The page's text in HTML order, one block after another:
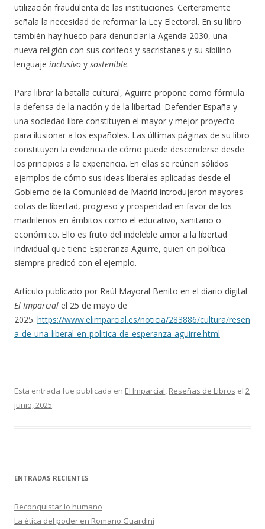
utilización fraudulenta de las instituciones. Certeramente
señala la necesidad de reformar la Ley Electoral. En su libro
también hay hueco para denunciar la Agenda 2030, una
nueva religión con sus corifeos y sacristanes y su sibilino
lenguaje inclusivo y sostenible.
Para librar la batalla cultural, Aguirre propone como fórmula
la defensa de la nación y de la libertad. Defender España y
una sociedad libre constituyen el mayor y mejor proyecto
para ilusionar a los españoles. Las últimas páginas de su libro
constituyen la evidencia de cómo puede descenderse desde
los principios a la experiencia. En ellas se reúnen sólidos
ejemplos de cómo sus ideas liberales aplicadas desde el
Gobierno de la Comunidad de Madrid introdujeron mayores
cotas de libertad, progreso y prosperidad en favor de los
madrileños en ámbitos como el educativo, sanitario o
económico. Ello es fruto del indeleble amor a la libertad
individual que tiene Esperanza Aguirre, quien en política
siempre predicó con el ejemplo.
Artículo publicado por Raúl Mayoral Benito en el diario digital
El Imparcial el 25 de mayo de
2025. https://www.elimparcial.es/noticia/283886/cultura/resen
a-de-una-liberal-en-politica-de-esperanza-aguirre.html
Esta entrada fue publicada en El Imparcial, Reseñas de Libros el 2
junio, 2025.
ENTRADAS RECIENTES
Reconquistar lo humano
La ética del poder en Romano Guardini